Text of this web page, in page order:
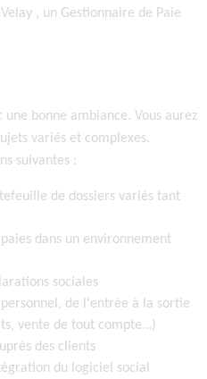
, un Gestionnaire de Paie
bonne ambiance. Vous aurez
variés et complexes.
suivantes :
de dossiers variés tant
dans un environnement
sociales
de l'entrée à la sortie
vente de tout compte…)
des clients
du logiciel social